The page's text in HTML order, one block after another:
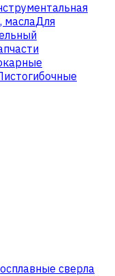
Для
сверла